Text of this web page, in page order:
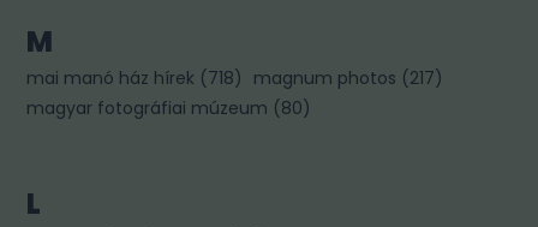
M
mai manó ház hírek (718) magnum photos (217)
magyar fotográfiai múzeum (80)
L